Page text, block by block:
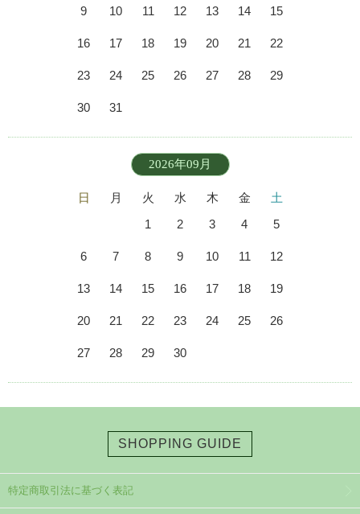
9 10 11 12 13 14 15
16 17 18 19 20 21 22
23 24 25 26 27 28 29
30 31
2026年09月
日 月 火 水 木 金
土
1
2 3 4 5
6 7 8 9 10 11 12
13 14 15 16 17 18 19
20 21 22 23 24 25 26
27 28 29 30
SHOPPING GUIDE
特定商取引法に基づく表記